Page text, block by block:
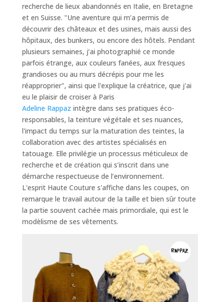
recherche de lieux abandonnés en Italie, en Bretagne
et en Suisse. "Une aventure qui m’a permis de
découvrir des châteaux et des usines, mais aussi des
hôpitaux, des bunkers, ou encore des hôtels. Pendant
plusieurs semaines, j’ai photographié ce monde
parfois étrange, aux couleurs fanées, aux fresques
grandioses ou au murs décrépis pour me les
réapproprier", ainsi que l'explique la créatrice, que j'ai
eu le plaisir de croiser à Paris
Adeline Rappaz intègre dans ses pratiques éco-
responsables, la teinture végétale et ses nuances,
l'impact du temps sur la maturation des teintes, la
collaboration avec des artistes spécialisés en
tatouage. Elle privilégie un processus méticuleux de
recherche et de création qui s’inscrit dans une
démarche respectueuse de l’environnement.
L'esprit Haute Couture s'affiche dans les coupes, on
remarque le travail autour de la taille et bien sûr toute
la partie souvent cachée mais primordiale, qui est le
modèlisme de ses vêtements.